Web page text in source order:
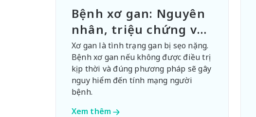
Bệnh xơ gan: Nguyên
nhân, triệu chứng và
phương pháp điều trị
Xơ gan là tình trạng gan bị sẹo nặng.
Bệnh xơ gan nếu không được điều trị
kịp thời và đúng phương pháp sẽ gây
nguy hiểm đến tính mạng người
bệnh.
Xem thêm